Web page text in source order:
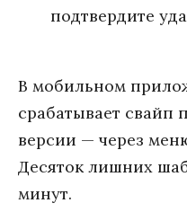
подтвердите
В мобильном
срабатывает свайп
версии — через
Десяток лишних
минут.